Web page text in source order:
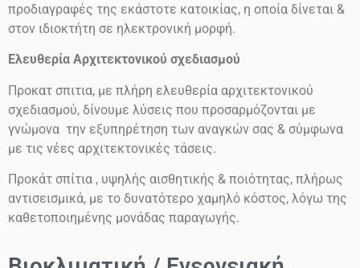
προδιαγραφές της εκάστοτε κατοικίας, η οποία δίνεται &
στον ιδιοκτήτη σε ηλεκτρονική μορφή.
Ελευθερία Αρχιτεκτονικού σχεδιασμού
Προκατ σπιτια, με πλήρη ελευθερία αρχιτεκτονικού
σχεδιασμού, δίνουμε λύσεις που προσαρμόζονται με
γνώμονα την εξυπηρέτηση των αναγκών σας & σύμφωνα
με τις νέες αρχιτεκτονικές τάσεις.
Προκάτ σπίτια , υψηλής αισθητικής & ποιότητας, πλήρως
αντισεισμικά, με το δυνατότερο χαμηλό κόστος, λόγω της
καθετοποιημένης μονάδας παραγωγής.